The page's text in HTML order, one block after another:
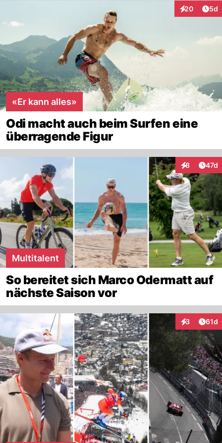
20
Interaktionen
5d
«Er kann alles»
Odi macht auch beim Surfen eine
überragende Figur
8
Interaktionen
47d
Multitalent
So bereitet sich Marco Odermatt auf
nächste Saison vor
3
Interaktionen
61d